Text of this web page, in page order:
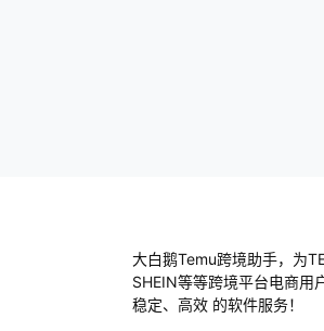
大白鹅Temu跨境助手，为
SHEIN等等跨境平台电商用
稳定、高效 的软件服务！